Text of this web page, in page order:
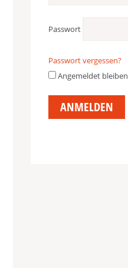
Passwort
Passwort vergessen?
Angemeldet bleiben